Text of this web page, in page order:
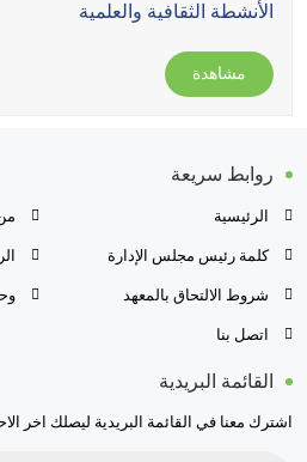
الأنشطة الثقافية والعلمية
مشاهدة
روابط سريعة
الرئيسية
كلمة رئيس مجلس الإدارة
شروط الالتحاق بالمعهد
اتصل بنا
القائمة البريدية
اشترك معنا في القائمة البريدية ليصلك اخر